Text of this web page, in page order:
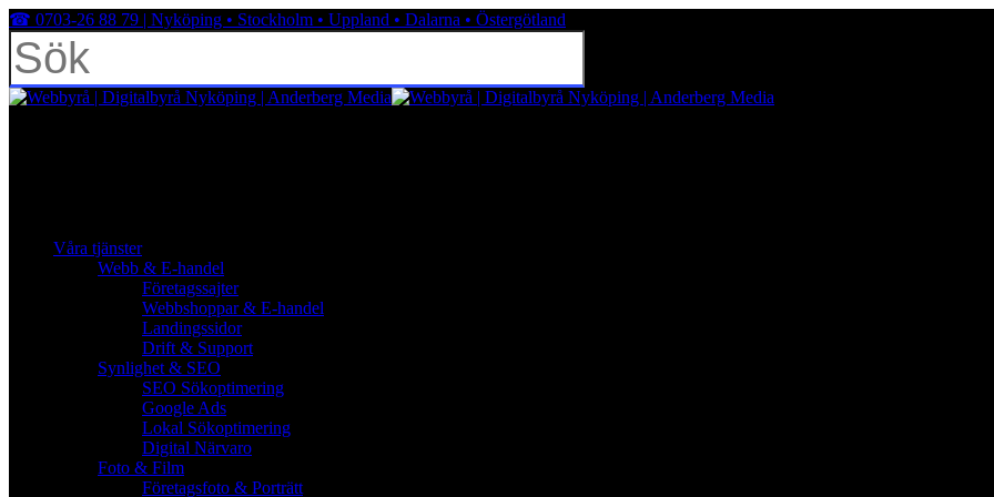
Skip
to
main
content
☎︎ 0703-26 88 79 | Nyköping • Stockholm • Uppland • Dalarna • Östergötland
Close
Våra tjänster
Webb & E-handel
Företagssajter
Webbshoppar & E-handel
Landingssidor
Drift & Support
Synlighet & SEO
SEO Sökoptimering
Google Ads
Lokal Sökoptimering
Digital Närvaro
Foto & Film
Företagsfoto & Porträtt